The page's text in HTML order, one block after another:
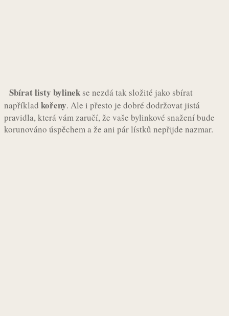
Sbírat listy bylinek se nezdá tak složité jako sbírat
například kořeny. Ale i přesto je dobré dodržovat jistá
pravidla, která vám zaručí, že vaše bylinkové snažení bude
korunováno úspěchem a že ani pár lístků nepřijde nazmar.